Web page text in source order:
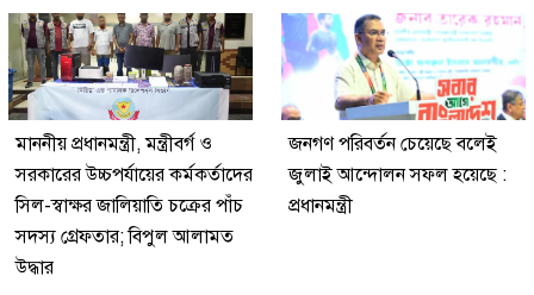
মাননীয় প্রধানমন্ত্রী, মন্ত্রীবর্গ ও
সরকারের উচ্চপর্যায়ের কর্মকর্তাদের
সিল-স্বাক্ষর জালিয়াতি চক্রের পাঁচ
সদস্য গ্রেফতার; বিপুল আলামত
উদ্ধার
জনগণ পরিবর্তন চেয়েছে বলেই
জুলাই আন্দোলন সফল হয়েছে :
প্রধানমন্ত্রী